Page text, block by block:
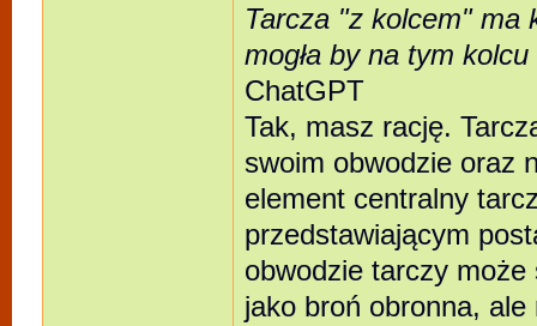
Tarcza "z kolcem" ma
mogła by na tym
ChatGPT
Tak, masz rację.
swoim obwodzie oraz
element centralny
przedstawiającym
obwodzie tarczy może
jako broń obronna, ale